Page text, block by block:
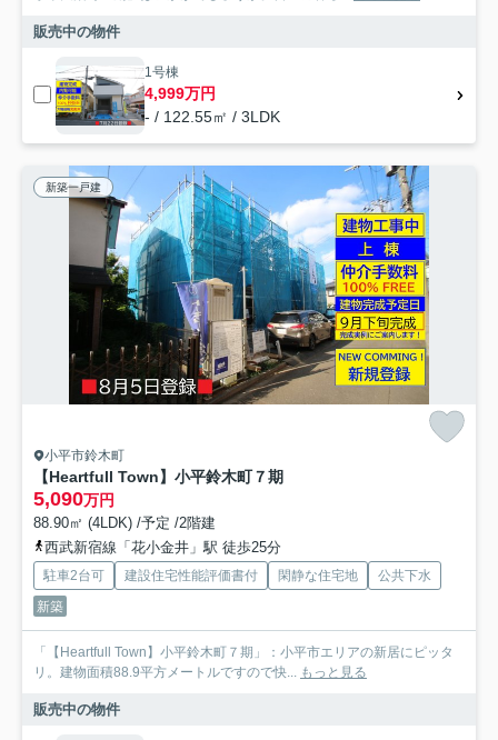
販売中の物件
1号棟
4,999万円
- / 122.55㎡ / 3LDK
新築一戸建
小平市鈴木町
【Heartfull Town】小平鈴木町７期
5,090万円
88.90㎡ (4LDK) /予定 /2階建
西武新宿線「花小金井」駅 徒歩25分
駐車2台可 建設住宅性能評価書付 閑静な住宅地
公共下水
新築
「【Heartfull Town】小平鈴木町７期」：小平市エリアの新居にピッタ
リ。建物面積88.9平方メートルですので快... もっと見る
販売中の物件